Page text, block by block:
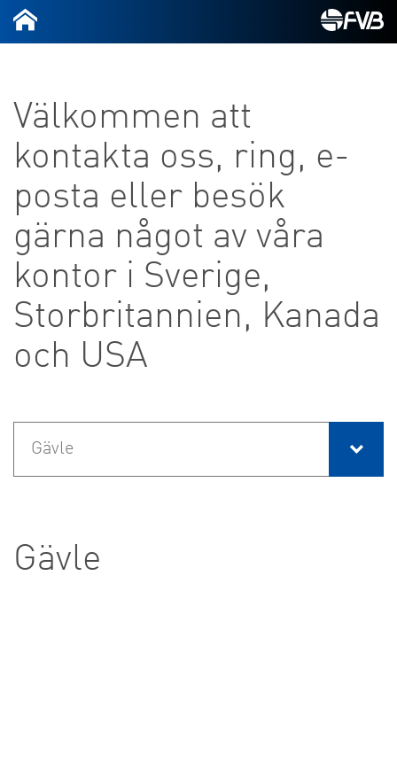
Välkommen att
kontakta oss, ring, e-
posta eller besök
gärna något av våra
kontor i Sverige,
Storbritannien, Kanada
och USA
Gävle